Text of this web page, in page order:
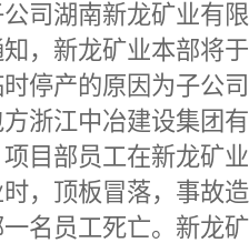
司湖南新龙矿业有
，新龙矿业本部将
停产的原因为子公
浙江中冶建设集团
项目部员工在新龙矿
，顶板冒落，事故
名员工死亡。新龙